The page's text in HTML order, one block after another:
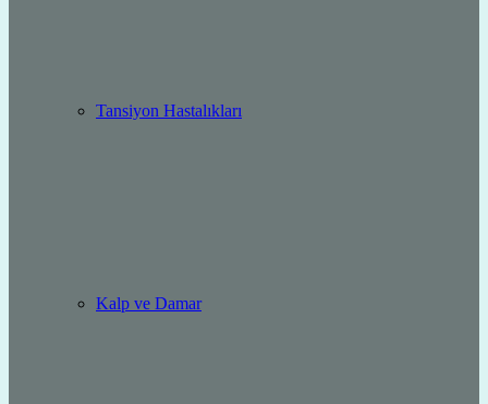
Tansiyon Hastalıkları
Kalp ve Damar